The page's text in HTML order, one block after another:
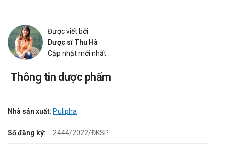
Được viết bởi
Dược sĩ Thu Hà
Cập nhật mới nhất:
Thông tin dược phẩm
Nhà sản xuất: Pulipha
Số đăng ký: 2444/2022/ĐKSP